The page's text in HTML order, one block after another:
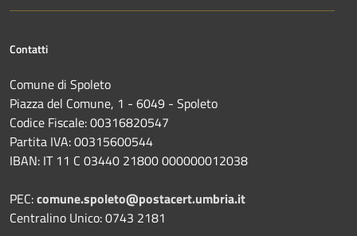
Contatti
Comune di Spoleto
Piazza del Comune, 1 - 6049 - Spoleto
Codice Fiscale: 00316820547
Partita IVA: 00315600544
IBAN: IT 11 C 03440 21800 000000012038
PEC:comune.spoleto@postacert.umbria.it
Centralino Unico: 0743 2181